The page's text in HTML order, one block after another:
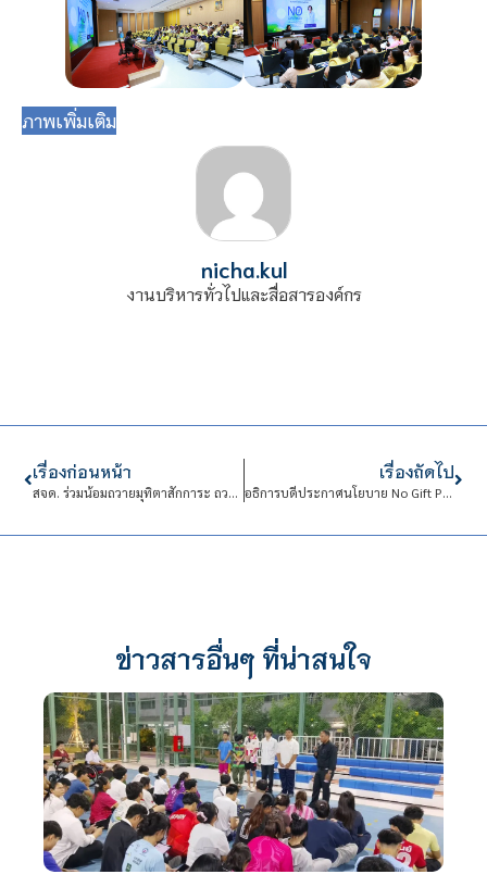
ภาพเพิ่มเติม
nicha.kul
งานบริหารทั่วไปและสื่อสารองค์กร
เรื่องก่อนหน้า
สจด. ร่วมน้อมถวายมุทิตาสักการะ ถวายแจกันดอกไม้แก่สมเด็จพระมหารัชมงคลมุนี (สมเด็จธงชัย)
เรื่องถัดไป
อธิการบดีประกาศนโยบาย No Gift Policy กำชับบุคลากรทุกฝ่ายปฏิบัติตาม
ข่าวสารอื่นๆ ที่น่าสนใจ